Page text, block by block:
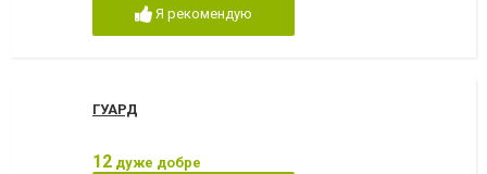
Я рекомендую
ГУАРД
12 дуже добре